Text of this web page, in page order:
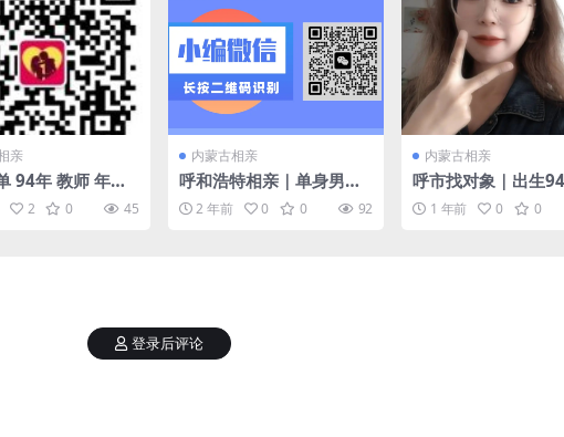
亲
94年 教师 年入1
有车 优质单身男
2 0 45
内蒙古相亲
呼和浩特相亲｜单身男士
征婚 85年 本科 无婚史 对
另一半的要求：91年—94
2 年前 0 0 92
内蒙古相亲
呼市找对象｜出生
高164 蒙古族 未婚
国有企业电力 年收
1 年前 0 0
登录后评论